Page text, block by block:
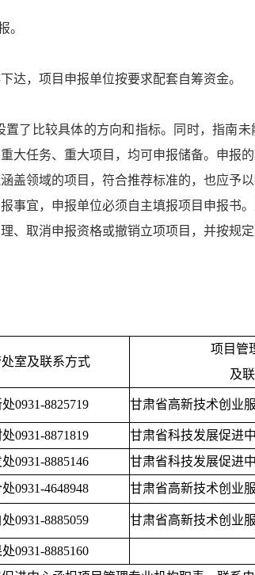
。
达，项目申报单位按要求配套自筹资金。
了比较具体的方向和指标。同时，指南
大任务、重大项目，均可申报储备。申报
盖领域的项目，符合推荐标准的，也应予以
事宜，申报单位必须自主填报项目申报书
、取消申报资格或撤销立项项目，并按规
室及联系方式
项目管
及
0931-8825719 甘肃省高新技术创业
0931-8871819 甘肃省科技发展促进
0931-8885146 甘肃省科技发展促进
处0931-4648948 甘肃省高新技术创业
0931-8885059 甘肃省高新技术创业
0931-8885160